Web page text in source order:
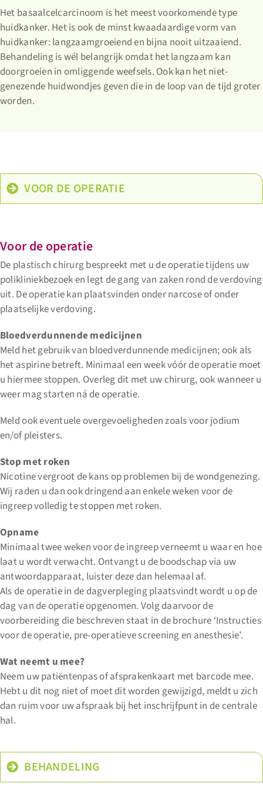
Handchirurgie
Nieuws
Contact
Het basaalcelcarcinoom is het meest voorkomende type
huidkanker. Het is ook de minst kwaadaardige vorm van
huidkanker: langzaamgroeiend en bijna nooit uitzaaiend.
Behandeling is wél belangrijk omdat het langzaam kan
doorgroeien in omliggende weefsels. Ook kan het niet-
genezende huidwondjes geven die in de loop van de tijd groter
worden.
VOOR DE OPERATIE
Voor de operatie
De plastisch chirurg bespreekt met u de operatie tijdens uw
polikliniekbezoek en legt de gang van zaken rond de verdoving
uit. De operatie kan plaatsvinden onder narcose of onder
plaatselijke verdoving.
Bloedverdunnende medicijnen
Meld het gebruik van bloedverdunnende medicijnen; ook als
het aspirine betreft. Minimaal een week vóór de operatie moet
u hiermee stoppen. Overleg dit met uw chirurg, ook wanneer u
weer mag starten ná de operatie.
Meld ook eventuele overgevoeligheden zoals voor jodium
en/of pleisters.
Stop met roken
Nicotine vergroot de kans op problemen bij de wondgenezing.
Wij raden u dan ook dringend aan enkele weken voor de
ingreep volledig te stoppen met roken.
Opname
Minimaal twee weken voor de ingreep verneemt u waar en hoe
laat u wordt verwacht. Ontvangt u de boodschap via uw
antwoordapparaat, luister deze dan helemaal af.
Als de operatie in de dagverpleging plaatsvindt wordt u op de
dag van de operatie opgenomen. Volg daarvoor de
voorbereiding die beschreven staat in de brochure ‘Instructies
voor de operatie, pre-operatieve screening en anesthesie’.
Wat neemt u mee?
Neem uw patiëntenpas of afsprakenkaart met barcode mee.
Hebt u dit nog niet of moet dit worden gewijzigd, meldt u zich
dan ruim voor uw afspraak bij het inschrijfpunt in de centrale
hal.
BEHANDELING